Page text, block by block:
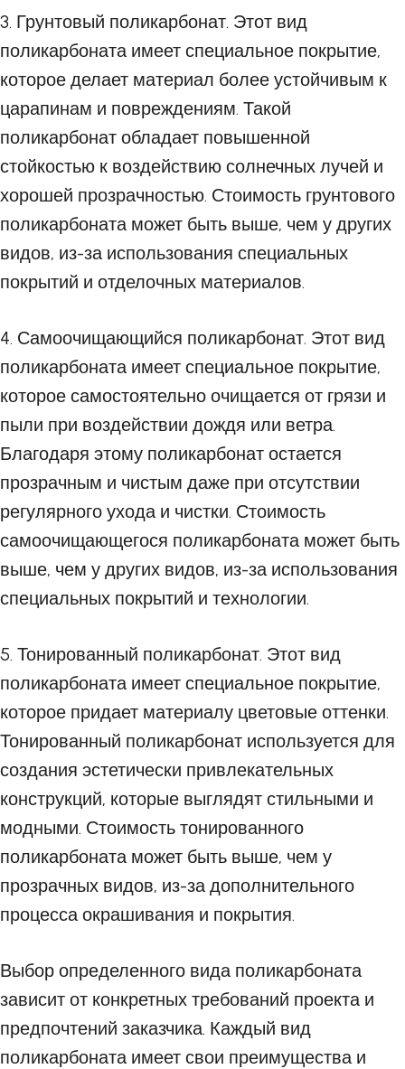
3. Грунтовый поликарбонат. Этот вид
поликарбоната имеет специальное покрытие,
которое делает материал более устойчивым к
царапинам и повреждениям. Такой
поликарбонат обладает повышенной
стойкостью к воздействию солнечных лучей и
хорошей прозрачностью. Стоимость грунтового
поликарбоната может быть выше, чем у других
видов, из-за использования специальных
покрытий и отделочных материалов.
4. Самоочищающийся поликарбонат. Этот вид
поликарбоната имеет специальное покрытие,
которое самостоятельно очищается от грязи и
пыли при воздействии дождя или ветра.
Благодаря этому поликарбонат остается
прозрачным и чистым даже при отсутствии
регулярного ухода и чистки. Стоимость
самоочищающегося поликарбоната может быть
выше, чем у других видов, из-за использования
специальных покрытий и технологии.
5. Тонированный поликарбонат. Этот вид
поликарбоната имеет специальное покрытие,
которое придает материалу цветовые оттенки.
Тонированный поликарбонат используется для
создания эстетически привлекательных
конструкций, которые выглядят стильными и
модными. Стоимость тонированного
поликарбоната может быть выше, чем у
прозрачных видов, из-за дополнительного
процесса окрашивания и покрытия.
Выбор определенного вида поликарбоната
зависит от конкретных требований проекта и
предпочтений заказчика. Каждый вид
поликарбоната имеет свои преимущества и